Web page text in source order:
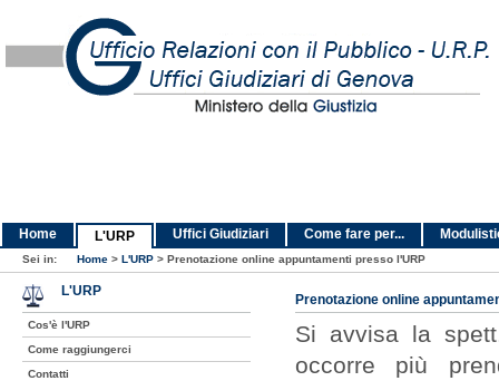
Home L'URP Uffici Giudiziari Come fare per...
Sei in: Home > L'URP > Prenotazione online appuntamenti presso l'URP
Prenotazione online
Si avvisa la
occorre più
L'URP
Cos'è l'URP
Come raggiungerci
Contatti